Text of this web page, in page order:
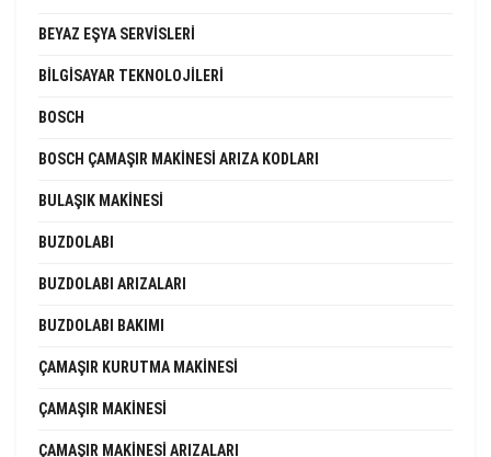
BEYAZ EŞYA SERVISLERI
BILGISAYAR TEKNOLOJILERI
BOSCH
BOSCH ÇAMAŞIR MAKINESI ARIZA KODLARI
BULAŞIK MAKINESI
BUZDOLABI
BUZDOLABI ARIZALARI
BUZDOLABI BAKIMI
ÇAMAŞIR KURUTMA MAKINESI
ÇAMAŞIR MAKINESI
ÇAMAŞIR MAKINESI ARIZALARI